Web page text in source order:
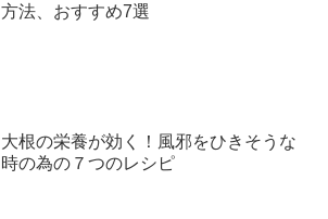
方法、おすすめ7選
大根の栄養が効く！風邪をひきそうな
時の為の７つのレシピ